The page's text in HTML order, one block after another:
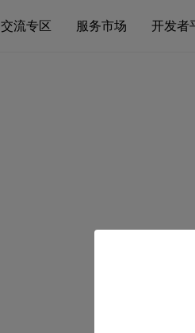
交流专区 服务市场 开发者